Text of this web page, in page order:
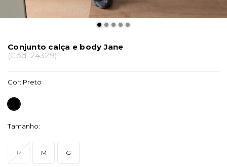
Conjunto calça e body Jane
(Cód. 24329)
Cor: Preto
Tamanho:
P M G